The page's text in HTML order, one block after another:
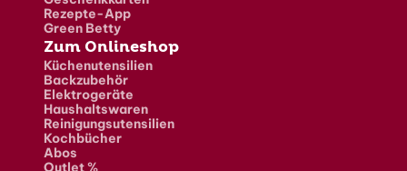
Rezepte-App
Green Betty
Zum Onlineshop
Küchenutensilien
Backzubehör
Elektrogeräte
Haushaltswaren
Reinigungsutensilien
Kochbücher
Abos
Outlet %